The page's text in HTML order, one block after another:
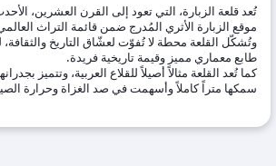
تُعد قلعة الزبارة، التي تعود إلى القرن العشرين،
موقع الزبارة الأثري المُدرج ضمن قائمة التراث
وتُشكّل القلعة محطة لا تُفوّت لعشّاق التاريخ
طابع معماري مميز وقيمة تاريخية فريدة.
كما تُعد القلعة مثالاً أصيلاً للقلاع العربية، وتتميز
سمكها متراً كاملاً وأسهمت في صد الغزاة وحرارة